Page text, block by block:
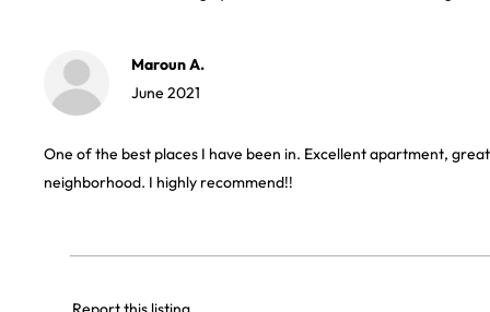
Maroun A.
June 2021
One of the best places I have been in. Excellent apartment,
neighborhood. I highly recommend!!